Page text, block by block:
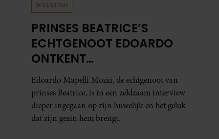
WEEKEND
PRINSES BEATRICE’S
ECHTGENOOT EDOARDO
ONTKENT
HUWELIJKSPROBLEMEN
Edoardo Mapelli Mozzi, de echtgenoot van
prinses Beatrice, is in een zeldzaam interview
dieper ingegaan op zijn huwelijk en het geluk
dat zijn gezin hem brengt.